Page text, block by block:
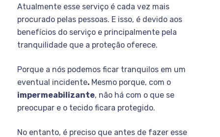
Atualmente esse serviço é cada vez mais
procurado pelas pessoas. E isso, é devido aos
benefícios do serviço e principalmente pela
tranquilidade que a proteção oferece.
Porque a nós podemos ficar tranquilos em um
eventual incidente. Mesmo porque, com o
impermeabilizante, não há com o que se
preocupar e o tecido ficara protegido.
No entanto, é preciso que antes de fazer esse